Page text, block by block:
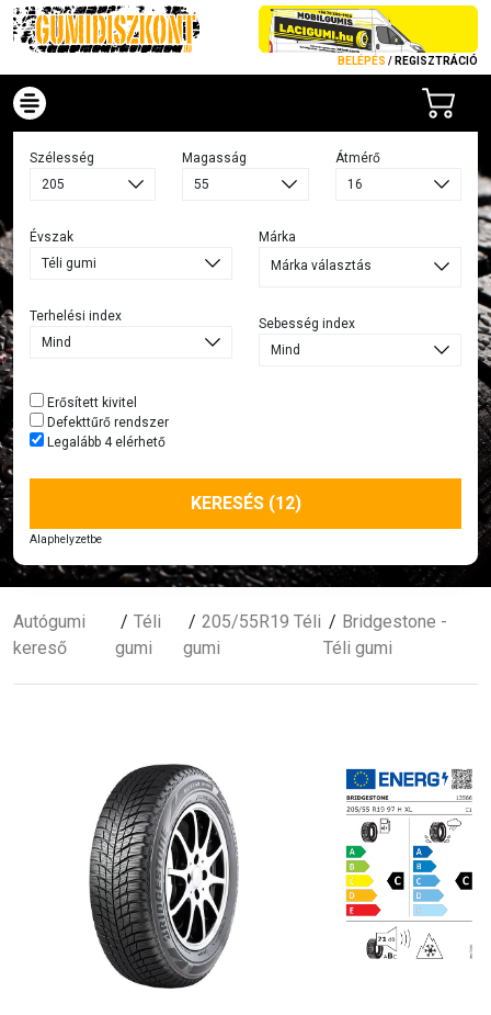
BELÉPÉS / REGISZTRÁCIÓ
Szélesség Magasság Átmérő
Évszak
Terhelési index
Márka
Márka választás
Sebesség index
Erősített kivitel
Defekttűrő rendszer
Legalább 4 elérhető
KERESÉS (12)
Alaphelyzetbe
Autógumi
kereső
Téli
gumi
205/55R19 Téli
gumi
Bridgestone -
Téli gumi